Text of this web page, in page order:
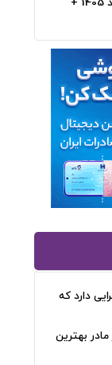
قیمت دلار، طلا، سکه و ارز امروز 15 مرداد 1405 +
دارد که
بهترین